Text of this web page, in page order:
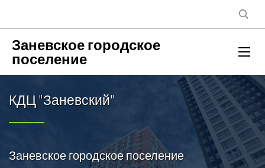
Заневское городское
поселение
КДЦ "Заневский"
Заневское городское поселение